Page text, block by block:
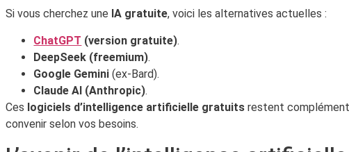
Si vous cherchez une IA gratuite, voici les alternatives actuelles :
ChatGPT (version gratuite).
DeepSeek (freemium).
Google Gemini (ex-Bard).
Claude AI (Anthropic).
Ces logiciels d’intelligence artificielle gratuits restent
convenir selon vos besoins.